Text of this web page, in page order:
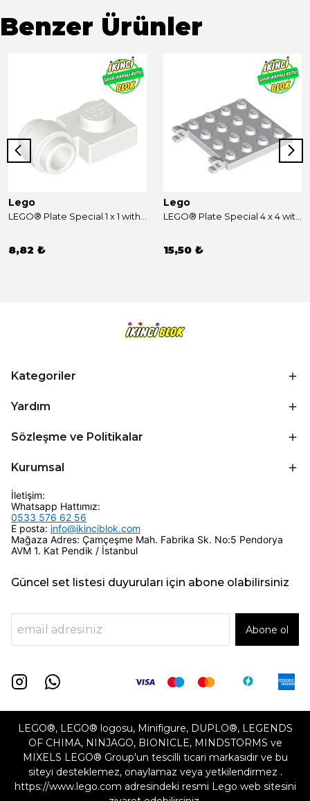
Benzer Ürünler
Lego
8,82 ₺
Lego
15,50 ₺
Kategoriler
Yardım
Sözleşme ve Politikalar
Kurumsal
İletişim:
Whatsapp Hattımız:
0533 576 62 56
E posta: info@ikinciblok.com
Mağaza Adres: Çamçeşme Mah. Fabrika Sk. No:5 Pendorya
AVM 1. Kat Pendik / İstanbul
Güncel set listesi duyuruları için abone olabilirsiniz
Abone ol
LEGO®, LEGO® logosu, Minifigure, DUPLO®, LEGENDS
OF CHIMA, NINJAGO, BIONICLE, MINDSTORMS ve
MIXELS LEGO® Group'un tescilli ticari markasıdır ve bu
siteyi desteklemez, onaylamaz veya yetkilendirmez .
https://www.lego.com adresindeki resmi Lego web sitesini